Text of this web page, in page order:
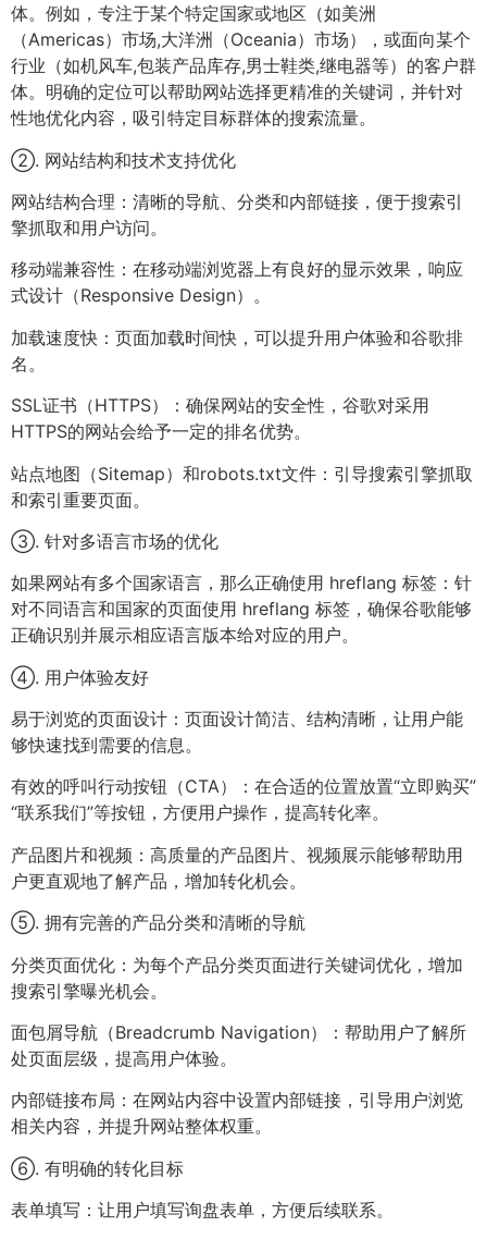
体。例如，专注于某个特定国家或地区（如美洲
（Americas）市场,大洋洲（Oceania）市场），或面向某个
行业（如机风车,包装产品库存,男士鞋类,继电器等）的客户群
体。明确的定位可以帮助网站选择更精准的关键词，并针对
性地优化内容，吸引特定目标群体的搜索流量。
②. 网站结构和技术支持优化
网站结构合理：清晰的导航、分类和内部链接，便于搜索引
擎抓取和用户访问。
移动端兼容性：在移动端浏览器上有良好的显示效果，响应
式设计（Responsive Design）。
加载速度快：页面加载时间快，可以提升用户体验和谷歌排
名。
SSL证书（HTTPS）：确保网站的安全性，谷歌对采用
HTTPS的网站会给予一定的排名优势。
站点地图（Sitemap）和robots.txt文件：引导搜索引擎抓取
和索引重要页面。
③. 针对多语言市场的优化
如果网站有多个国家语言，那么正确使用 hreflang 标签：针
对不同语言和国家的页面使用 hreflang 标签，确保谷歌能够
正确识别并展示相应语言版本给对应的用户。
④. 用户体验友好
易于浏览的页面设计：页面设计简洁、结构清晰，让用户能
够快速找到需要的信息。
有效的呼叫行动按钮（CTA）：在合适的位置放置“立即购买”
“联系我们”等按钮，方便用户操作，提高转化率。
产品图片和视频：高质量的产品图片、视频展示能够帮助用
户更直观地了解产品，增加转化机会。
⑤. 拥有完善的产品分类和清晰的导航
分类页面优化：为每个产品分类页面进行关键词优化，增加
搜索引擎曝光机会。
面包屑导航（Breadcrumb Navigation）：帮助用户了解所
处页面层级，提高用户体验。
内部链接布局：在网站内容中设置内部链接，引导用户浏览
相关内容，并提升网站整体权重。
⑥. 有明确的转化目标
表单填写：让用户填写询盘表单，方便后续联系。